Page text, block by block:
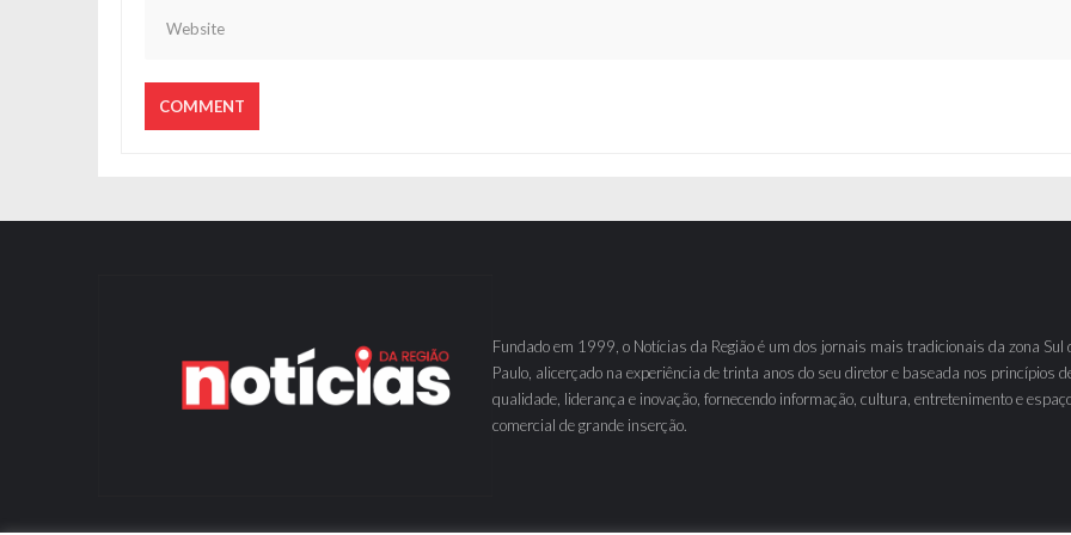
Fundado em 1999, o Notícias da Região é um dos jornais mais tradicionais da zona Sul
Paulo, alicerçado na experiência de trinta anos do seu diretor e baseada nos princípios
qualidade, liderança e inovação, fornecendo informação, cultura, entretenimento e
comercial de grande inserção.